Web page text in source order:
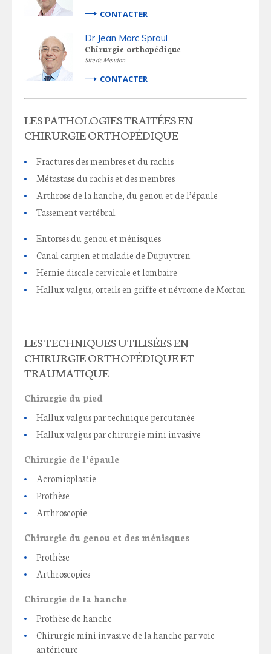
CONTACTER
Dr Jean Marc Spraul
Chirurgie orthopédique
Site de Meudon
CONTACTER
LES PATHOLOGIES TRAITÉES EN
CHIRURGIE ORTHOPÉDIQUE
Fractures des membres et du rachis
Métastase du rachis et des membres
Arthrose de la hanche, du genou et de l’épaule
Tassement vertébral
Entorses du genou et ménisques
Canal carpien et maladie de Dupuytren
Hernie discale cervicale et lombaire
Hallux valgus, orteils en griffe et névrome de Morton
LES TECHNIQUES UTILISÉES EN
CHIRURGIE ORTHOPÉDIQUE ET
TRAUMATIQUE
Chirurgie du pied
Hallux valgus par technique percutanée
Hallux valgus par chirurgie mini invasive
Chirurgie de l’épaule
Acromioplastie
Prothèse
Arthroscopie
Chirurgie du genou et des ménisques
Prothèse
Arthroscopies
Chirurgie de la hanche
Prothèse de hanche
Chirurgie mini invasive de la hanche par voie
antérieure